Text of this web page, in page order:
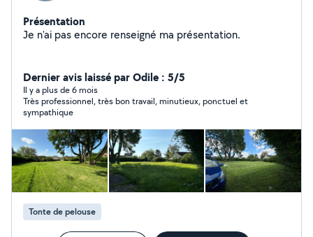
Présentation
Je n'ai pas encore renseigné ma présentation.
Dernier avis laissé par Odile : 5/5
Il y a plus de 6 mois
Très professionnel, très bon travail, minutieux, ponctuel et
sympathique
Tonte de pelouse